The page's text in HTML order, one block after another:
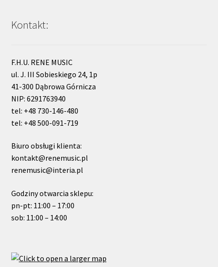
Kontakt:
F.H.U. RENE MUSIC
ul. J. III Sobieskiego 24, 1p
41-300 Dąbrowa Górnicza
NIP: 6291763940
tel: +48 730-146-480
tel: +48 500-091-719
Biuro obsługi klienta:
kontakt@renemusic.pl
renemusic@interia.pl
Godziny otwarcia sklepu:
pn-pt: 11:00 – 17:00
sob: 11:00 – 14:00